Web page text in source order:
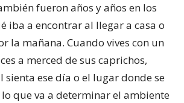
fueron años y años en los
iba a encontrar al llegar a casa o
la mañana. Cuando vives con un
a merced de sus caprichos,
sienta ese día o el lugar donde se
que va a determinar el ambiente